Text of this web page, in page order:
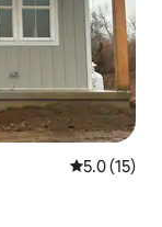
Calificación
5.0 (15)